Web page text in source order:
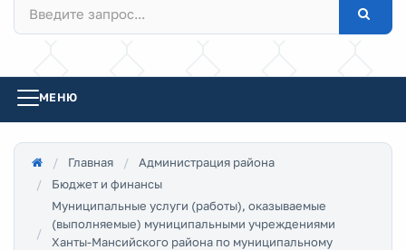
МЕНЮ
Главная
Администрация района
Бюджет и финансы
Муниципальные услуги (работы), оказываемые
(выполняемые) муниципальными учреждениями
Ханты-Мансийского района по муниципальному